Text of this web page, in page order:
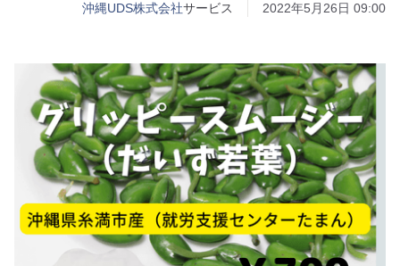
沖縄UDS株式会社サービス 2022年5月26日 09:00